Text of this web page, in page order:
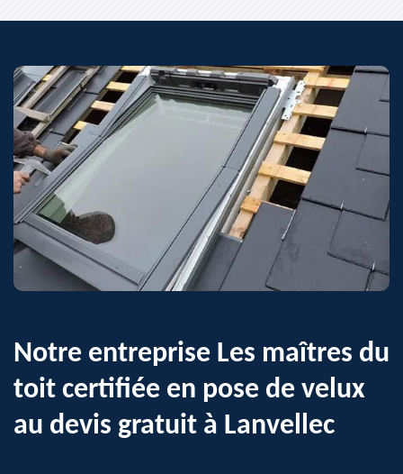
Notre entreprise Les maîtres du
toit certifiée en pose de velux
au devis gratuit à Lanvellec